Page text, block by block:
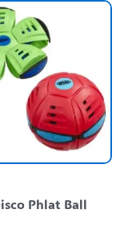
Phlat Ball